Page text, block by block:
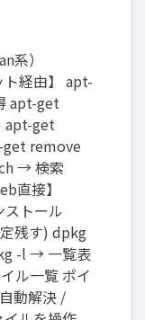
系）
ト経由】 apt-
apt-get
apt-get
remove
→ 検索
直接】
トール
残す) dpkg
-l → 一覧表
ル一覧 ポイ
動解決 /